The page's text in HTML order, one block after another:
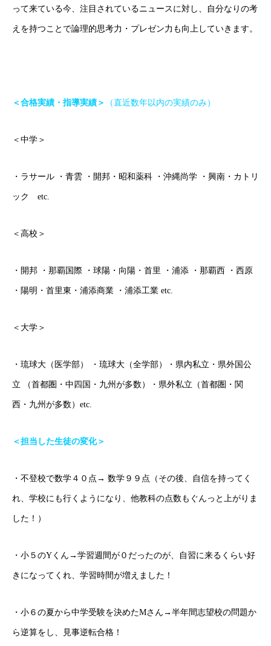
成果報告
って来ている今、注目されているニュースに対し、自分なりの考
えを持つことで論理的思考力・プレゼン力も向上していきます。
＜合格実績・指導実績＞ （直近数年以内の実績のみ）
＜中学＞
・ラサール ・青雲 ・開邦・昭和薬科 ・沖縄尚学 ・興南・カトリ
ック etc.
＜高校＞
・開邦 ・那覇国際 ・球陽・向陽・首里 ・浦添 ・那覇西 ・西原
・陽明・首里東・浦添商業 ・浦添工業 etc.
＜大学＞
・琉球大（医学部） ・琉球大（全学部）・県内私立・県外国公
立 （首都圏・中四国・九州が多数）・県外私立（首都圏・関
西・九州が多数）etc.
＜担当した生徒の変化＞
・不登校で数学４０点→ 数学９９点（その後、自信を持ってく
れ、学校にも行くようになり、他教科の点数もぐんっと上がりま
した！）
・小５のYくん→学習週間が０だったのが、自習に来るくらい好
きになってくれ、学習時間が増えました！
・小６の夏から中学受験を決めたMさん→半年間志望校の問題か
ら逆算をし、見事逆転合格！